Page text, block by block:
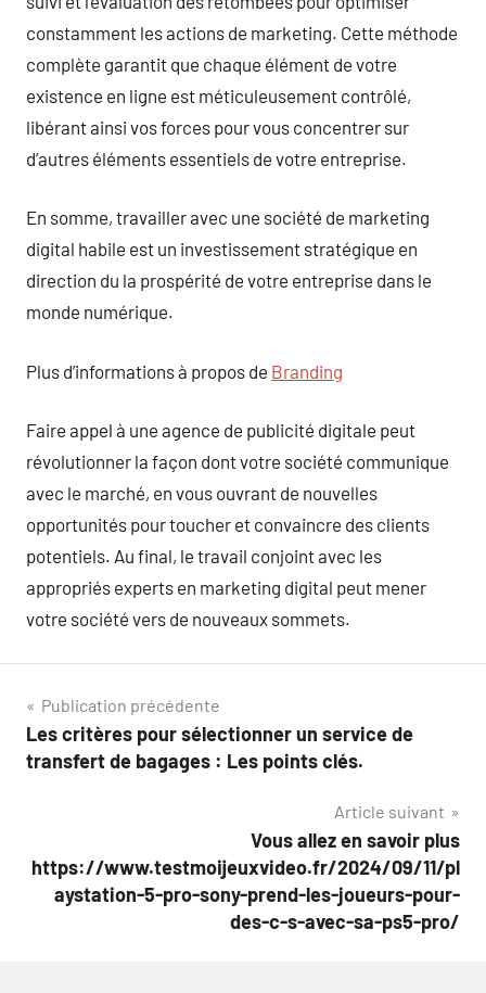
constamment les actions de marketing. Cette méthode
complète garantit que chaque élément de votre
existence en ligne est méticuleusement contrôlé,
libérant ainsi vos forces pour vous concentrer sur
d’autres éléments essentiels de votre entreprise.
En somme, travailler avec une société de marketing
digital habile est un investissement stratégique en
direction du la prospérité de votre entreprise dans le
monde numérique.
Plus d’informations à propos de Branding
Faire appel à une agence de publicité digitale peut
révolutionner la façon dont votre société communique
avec le marché, en vous ouvrant de nouvelles
opportunités pour toucher et convaincre des clients
potentiels. Au final, le travail conjoint avec les
appropriés experts en marketing digital peut mener
votre société vers de nouveaux sommets.
Navigation
de
Publication précédente
Les critères pour sélectionner un service de
transfert de bagages : Les points clés.
Article suivant
Vous allez en savoir plus
https://www.testmoijeuxvideo.fr/2024/09/11/pl
aystation-5-pro-sony-prend-les-joueurs-pour-
des-c-s-avec-sa-ps5-pro/